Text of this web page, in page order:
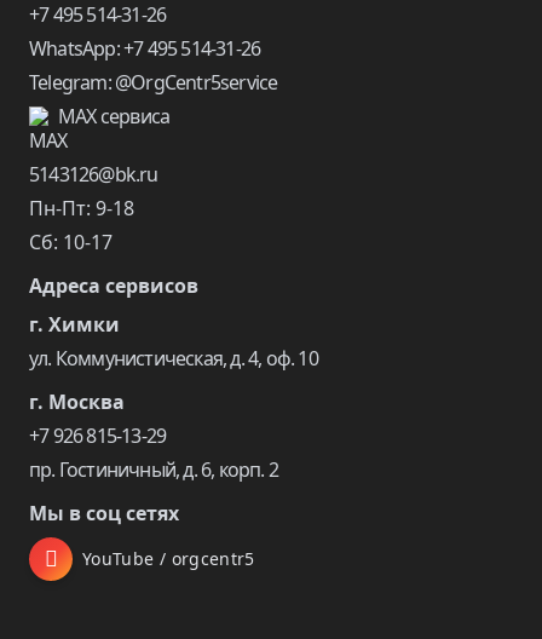
+7 495 514-31-26
WhatsApp: +7 495 514-31-26
Telegram: @OrgCentr5service
MAX сервиса
5143126@bk.ru
Пн-Пт: 9-18
Сб: 10-17
Адреса сервисов
г. Химки
ул. Коммунистическая, д. 4, оф. 10
г. Москва
+7 926 815-13-29
пр. Гостиничный, д. 6, корп. 2
Мы в соц сетях
YouTube / orgcentr5